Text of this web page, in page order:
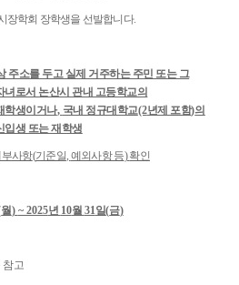
장학회 장학생을 선발합니다.
주소를 두고 실제 거주하는 주민 또는 그
녀로서 논산시 관내 고등학교의
학생이거나, 국내 정규대학교(2년제 포함)의
입생 또는 재학생
사항(기준일, 예외사항 등) 확인
월) ~ 2025년 10월 31일(금)
참고